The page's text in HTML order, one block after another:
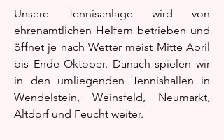
Unsere Tennisanlage wird von
ehrenamtlichen Helfern betrieben und
öffnet je nach Wetter meist Mitte April
bis Ende Oktober. Danach spielen wir
in den umliegenden Tennishallen in
Wendelstein, Weinsfeld, Neumarkt,
Altdorf und Feucht weiter.